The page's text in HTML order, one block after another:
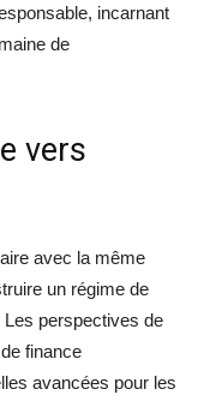
incarnant
de
vers
avec la même
un régime de
Les perspectives de
finance
avancées pour les